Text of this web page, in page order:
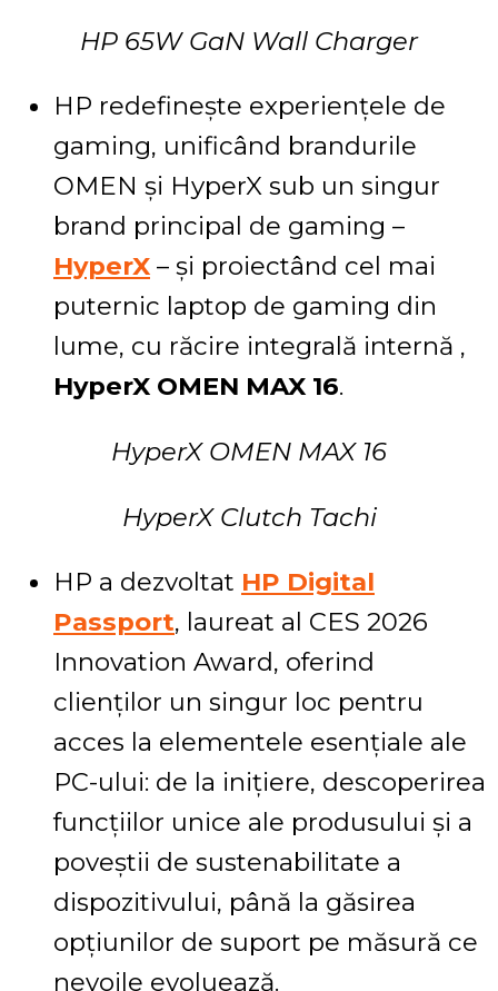
HP 65W GaN Wall Charger
HP redefinește experiențele de
gaming, unificând brandurile
OMEN și HyperX sub un singur
brand principal de gaming –
HyperX – și proiectând cel mai
puternic laptop de gaming din
lume, cu răcire integrală internă ,
HyperX OMEN MAX 16.
HyperX OMEN MAX 16
HyperX Clutch Tachi
HP a dezvoltat HP Digital
Passport, laureat al CES 2026
Innovation Award, oferind
clienților un singur loc pentru
acces la elementele esențiale ale
PC-ului: de la inițiere, descoperirea
funcțiilor unice ale produsului și a
poveștii de sustenabilitate a
dispozitivului, până la găsirea
opțiunilor de suport pe măsură ce
nevoile evoluează.